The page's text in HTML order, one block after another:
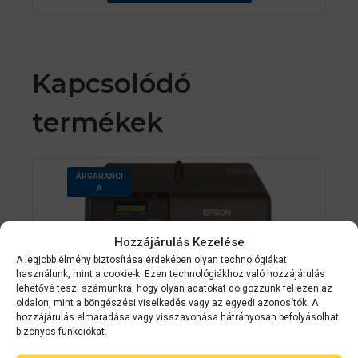
Hozzájárulás Kezelése
A legjobb élmény biztosítása érdekében olyan technológiákat
használunk, mint a cookie-k. Ezen technológiákhoz való hozzájárulás
lehetővé teszi számunkra, hogy olyan adatokat dolgozzunk fel ezen az
oldalon, mint a böngészési viselkedés vagy az egyedi azonosítók. A
hozzájárulás elmaradása vagy visszavonása hátrányosan befolyásolhat
bizonyos funkciókat.
Kapcsolódó
termékek
ÁRGARANCI
A